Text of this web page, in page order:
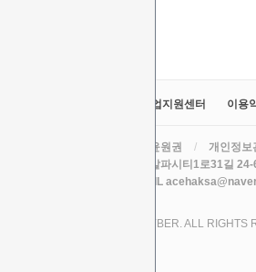
취업지원센터 이용
대표 윤원권 /
개인정
주소 (본원) 대구광역시 수성구 알파시티1로31길 24-
EMAIL
COPYRIGHT (C) 2017 LINE CYBER. ALL RIGHTS